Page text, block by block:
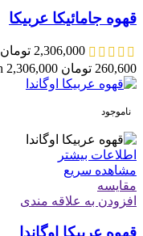
قهوه جامائیکا عربیکا
2,306,000 تومان
260,600 تومان through 2,306,000 تومان
ناموجود
اطلاعات بیشتر
مشاهده سریع
مقایسه
افزودن به علاقه مندی
قهوه عربیکا اوگاندا